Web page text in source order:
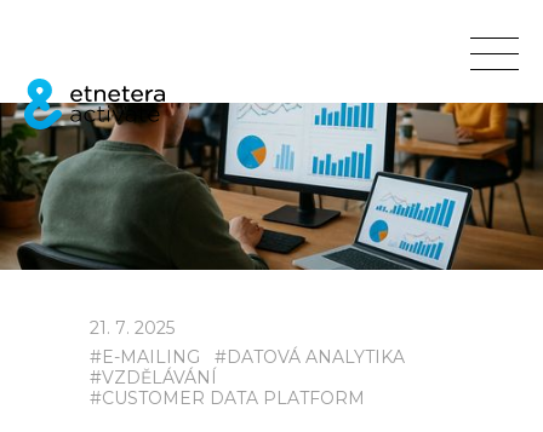
21. 7. 2025
#E-MAILING #DATOVÁ ANALYTIKA
#VZDĚLÁVÁNÍ
#CUSTOMER DATA PLATFORM